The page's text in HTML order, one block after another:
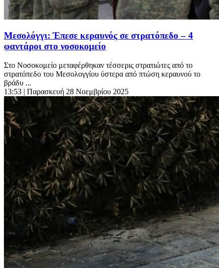
Μεσολόγγι: Έπεσε κεραυνός σε στρατόπεδο – 4
φαντάροι στο νοσοκομείο
Στο Νοσοκομείο μεταφέρθηκαν τέσσερις στρατιώτες από το
στρατόπεδο του Μεσολογγίου ύστερα από πτώση κεραυνού το
βράδυ ...
13:53 | Παρασκευή 28 Νοεμβρίου 2025